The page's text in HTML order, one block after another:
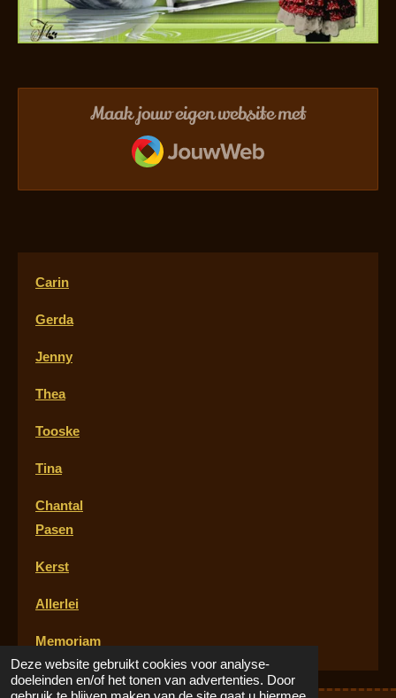
Deze website gebruikt cookies voor analyse-
doeleinden en/of het tonen van advertenties. Door
Maak jouw eigen website met
JouwWeb
Carin
Gerda
Jenny
Thea
Tooske
Tina
Chantal
Pasen
Kerst
Allerlei
Memoriam